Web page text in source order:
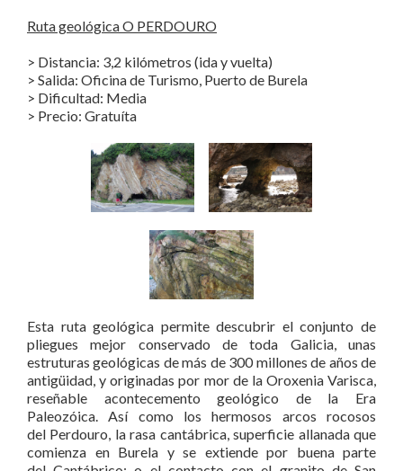
Ruta geológica O PERDOURO
> Distancia: 3,2 kilómetros (ida y vuelta)
> Salida: Oficina de Turismo, Puerto de Burela
> Dificultad: Media
> Precio: Gratuíta
Esta ruta geológica permite descubrir el conjunto de
pliegues mejor conservado de toda Galicia, unas
estruturas geológicas de más de 300 millones de años de
antigüidad, y originadas por mor de la Oroxenia Varisca,
reseñable acontecemento geológico de la Era
Paleozóica. Así como los hermosos arcos rocosos
del Perdouro, la rasa cantábrica, superficie allanada que
comienza en Burela y se extiende por buena parte